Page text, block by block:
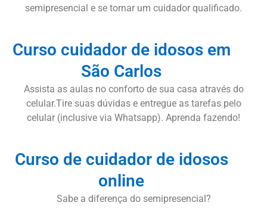
semipresencial e se tornar um cuidador qualificado.
Curso cuidador de idosos em
São Carlos
Assista as aulas no conforto de sua casa através do
celular.Tire suas dúvidas e entregue as tarefas pelo
celular (inclusive via Whatsapp). Aprenda fazendo!
Curso de cuidador de idosos
online
Sabe a diferença do semipresencial?